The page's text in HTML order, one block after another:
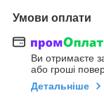
Умови оплати
Ви отримаєте
або гроші
Детальніше